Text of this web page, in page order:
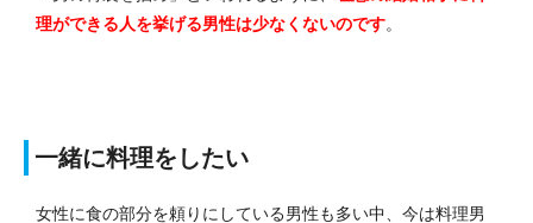
理ができる人を挙げる男性は少なくないのです。
一緒に料理をしたい
女性に食の部分を頼りにしている男性も多い中、今は料理男